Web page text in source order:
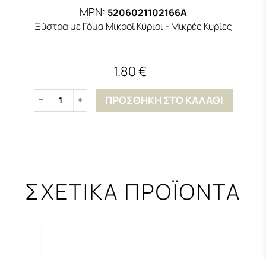
MPN: 5206021102166A
Ξύστρα με Γόμα Μικροί Κύριοι - Μικρές Κυρίες
1.80 €
1 ΠΡΟΣΘΗΚΗ ΣΤΟ ΚΑΛΑΘΙ
ΣΧΕΤΙΚΑ ΠΡΟΪΟΝΤΑ